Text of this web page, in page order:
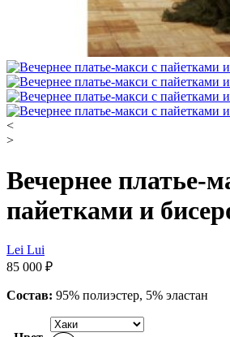
<
>
Вечернее платье-
пайетками и
Lei Lui
85 000 ₽
Состав: 95% полиэстер, 5% эластан